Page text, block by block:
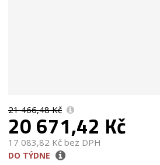
21 466,48 Kč
20 671,42 Kč
17 083,82 Kč bez DPH
DO TÝDNE